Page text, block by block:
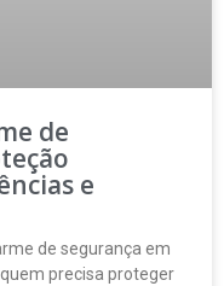
de
e
de segurança em
precisa proteger